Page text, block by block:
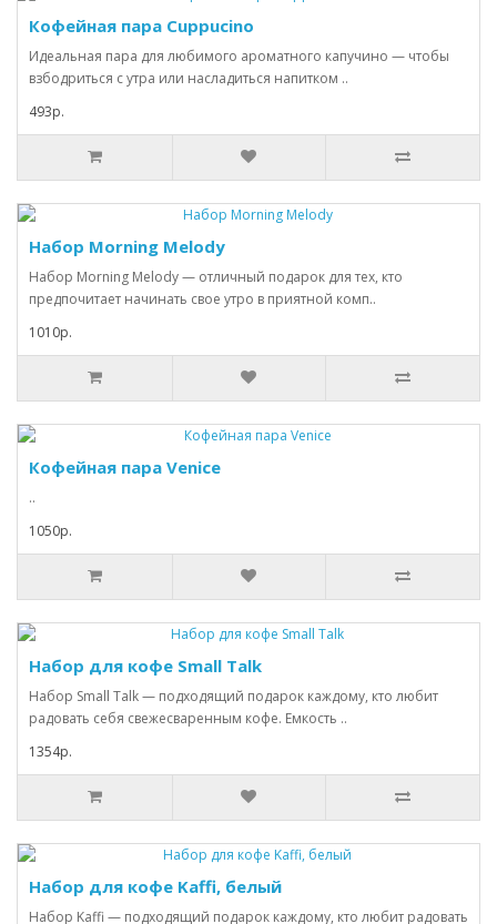
Кофейная пара Cuppucino
Идеальная пара для любимого ароматного капучино — чтобы
взбодриться с утра или насладиться напитком ..
493р.
Набор Morning Melody
Набор Morning Melody — отличный подарок для тех, кто
предпочитает начинать свое утро в приятной комп..
1010р.
Кофейная пара Venice
..
1050р.
Набор для кофе Small Talk
Набор Small Talk — подходящий подарок каждому, кто любит
радовать себя свежесваренным кофе. Емкость ..
1354р.
Набор для кофе Kaffi, белый
Набор Kaffi — подходящий подарок каждому, кто любит радовать